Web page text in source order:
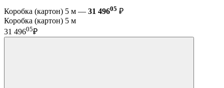
Коробка (картон) 5 м — 31 49605 ₽
Коробка (картон) 5 м
31 49605₽